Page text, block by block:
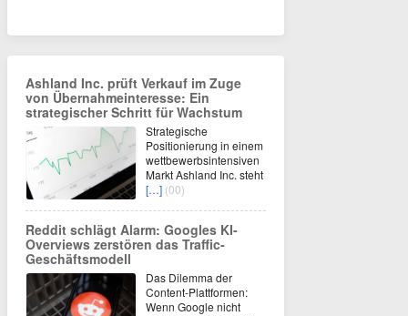
Ashland Inc. prüft Verkauf im Zuge
von Übernahmeinteresse: Ein
strategischer Schritt für Wachstum
Strategische
Positionierung in einem
wettbewerbsintensiven
Markt Ashland Inc. steht
[…] (00)
Reddit schlägt Alarm: Googles KI-
Overviews zerstören das Traffic-
Geschäftsmodell
Das Dilemma der
Content-Plattformen:
Wenn Google nicht